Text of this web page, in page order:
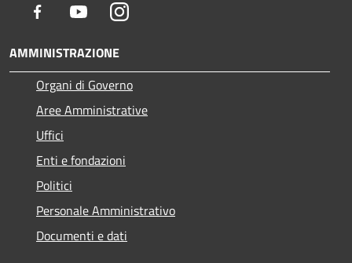
Facebook YoutubeInstagram
AMMINISTRAZIONE
Organi di Governo
Aree Amministrative
Uffici
Enti e fondazioni
Politici
Personale Amministrativo
Documenti e dati